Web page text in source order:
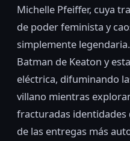
Michelle Pfeiffer, cuya
de poder feminista y
simplemente
Batman de Keaton y
eléctrica, difuminando
villano mientras
fracturadas identidades
de las entregas más